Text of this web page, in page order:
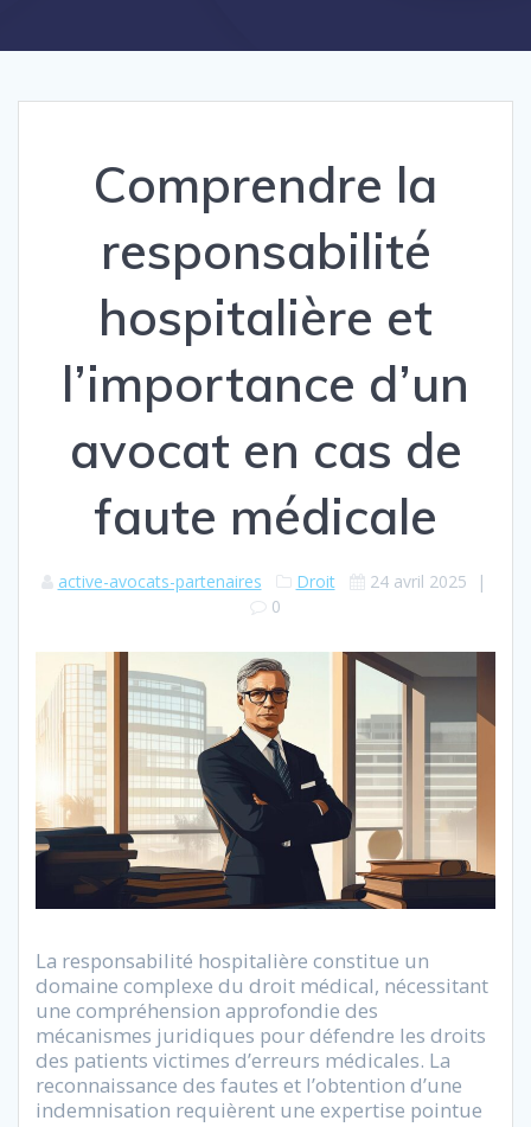
Comprendre la
responsabilité
hospitalière et
l’importance d’un
avocat en cas de
faute médicale
active-avocats-partenaires Droit 24 avril 2025 |
0
La responsabilité hospitalière constitue un
domaine complexe du droit médical, nécessitant
une compréhension approfondie des
mécanismes juridiques pour défendre les droits
des patients victimes d’erreurs médicales. La
reconnaissance des fautes et l’obtention d’une
indemnisation requièrent une expertise pointue